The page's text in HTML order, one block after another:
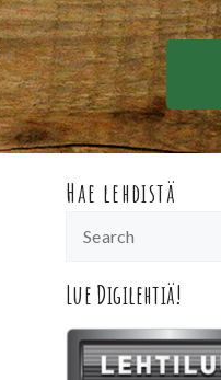
Hae lehdistä
Lue Digilehtiä!